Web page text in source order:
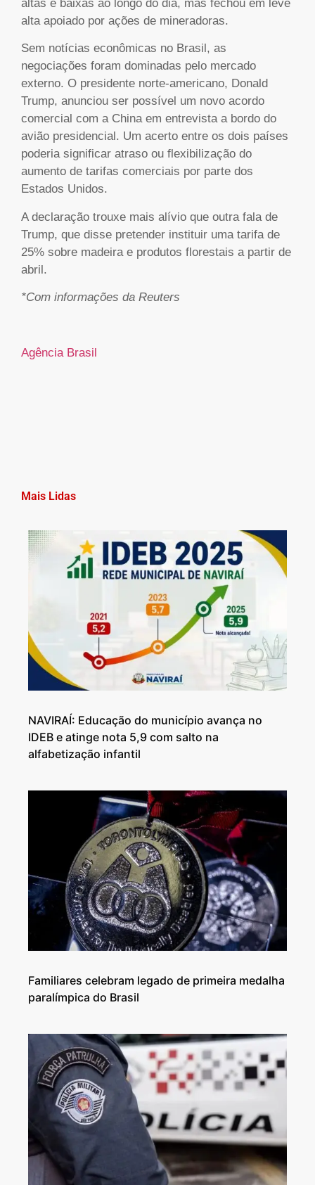
altas e baixas ao longo do dia, mas fechou em leve
alta apoiado por ações de mineradoras.
Sem notícias econômicas no Brasil, as
negociações foram dominadas pelo mercado
externo. O presidente norte-americano, Donald
Trump, anunciou ser possível um novo acordo
comercial com a China em entrevista a bordo do
avião presidencial. Um acerto entre os dois países
poderia significar atraso ou flexibilização do
aumento de tarifas comerciais por parte dos
Estados Unidos.
A declaração trouxe mais alívio que outra fala de
Trump, que disse pretender instituir uma tarifa de
25% sobre madeira e produtos florestais a partir de
abril.
*Com informações da Reuters
Agência Brasil
Mais Lidas
NAVIRAÍ: Educação do município avança no
IDEB e atinge nota 5,9 com salto na
alfabetização infantil
Familiares celebram legado de primeira medalha
paralímpica do Brasil